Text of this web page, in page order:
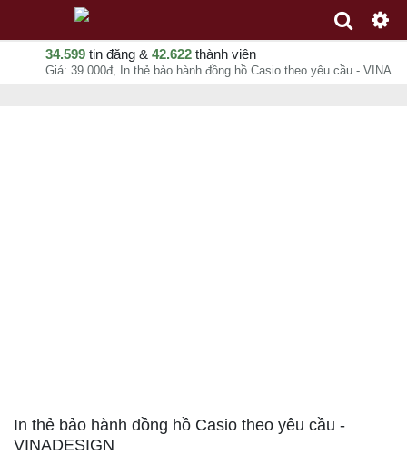
34.599 tin đăng & 42.622 thành viên
Giá: 39.000đ, In thẻ bảo hành đồng hồ Casio theo yêu cầu - VINADESIGN, Kim Quý, chuyên mục In ấn quảng cáo tại - - 09-08-2026 10:32:15
In thẻ bảo hành đồng hồ Casio theo yêu cầu -
VINADESIGN